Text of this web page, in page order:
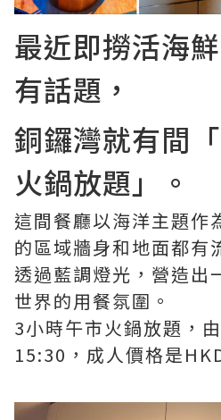
最近即撈活海
有話題，
銅鑼灣就有間
火鍋放題」。
這間餐廳以海洋主題作
的區域牆身和地面都有
透過藍調燈光，營造出
世界的用餐氛圍。
3小時午市火鍋放題，
15:30，成人價格是